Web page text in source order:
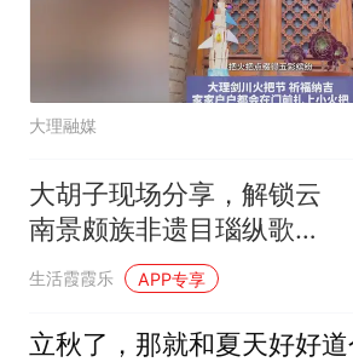
大理融媒
大胡子现场分享，解锁云
南景颇族非遗目瑙纵歌的
热闹
生活霞霞乐 APP专享
立秋了，那就和夏天好好